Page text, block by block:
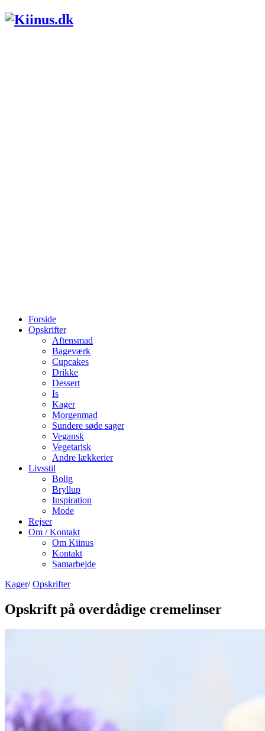
Forside
Opskrifter
Aftensmad
Bageværk
Cupcakes
Drikke
Dessert
Is
Kager
Morgenmad
Sundere søde sager
Vegansk
Vegetarisk
Andre lækkerier
Livsstil
Bolig
Bryllup
Inspiration
Mode
Rejser
Om / Kontakt
Om Kiinus
Kontakt
Samarbejde
Kager/ Opskrifter
Opskrift på overdådige cremelinser